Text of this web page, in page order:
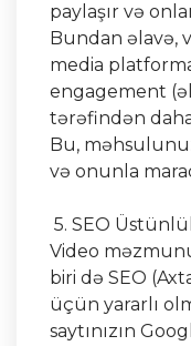
paylaşır və
Bundan əlavə,
media
engagement
tərəfindən
Bu,
və onunla
5. SEO
Video
biri də SEO
üçün yararlı
saytınızın